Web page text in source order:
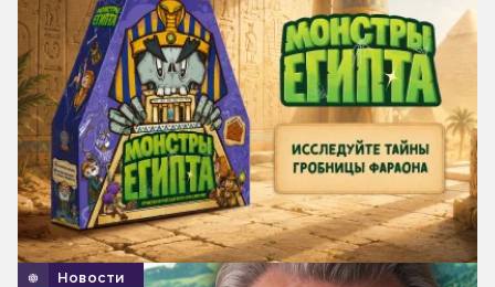
Новости